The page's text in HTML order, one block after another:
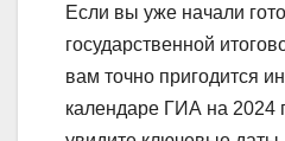
Если вы уже начали
государственной
вам точно пригодится
календаре ГИА на 2024